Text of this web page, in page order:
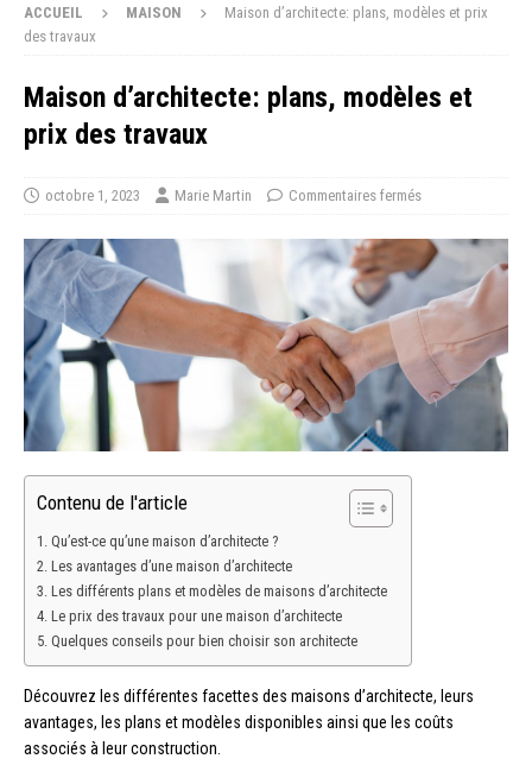
ACCUEIL MAISON
Maison d’architecte: plans, modèles et prix
des travaux
Maison d’architecte: plans, modèles et
prix des travaux
octobre 1, 2023 Marie Martin Commentaires fermés
Contenu de l'article
Qu’est-ce qu’une maison d’architecte ?
Les avantages d’une maison d’architecte
Les différents plans et modèles de maisons d’architecte
Le prix des travaux pour une maison d’architecte
Quelques conseils pour bien choisir son architecte
Découvrez les différentes facettes des maisons d’architecte, leurs
avantages, les plans et modèles disponibles ainsi que les coûts
associés à leur construction.